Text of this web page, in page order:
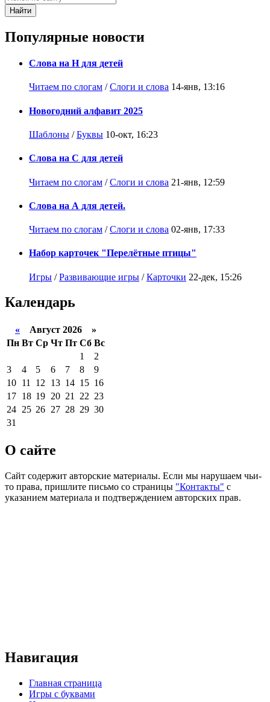
Найти
Популярные новости
Слова на Н для детей
Читаем по слогам /Слоги и слова 14-янв, 13:16
Новогодний алфавит 2025
Шаблоны /Буквы 10-окт, 16:23
Слова на С для детей
Читаем по слогам /Слоги и слова 21-янв, 12:59
Слова на А для детей.
Читаем по слогам /Слоги и слова 02-янв, 17:33
Набор карточек "Перелётные птицы"
Игры /Развивающие игры /Карточки 22-дек, 15:26
Календарь
« Август 2026 »
Пн Вт Ср Чт Пт Сб Вс
1
2
3
4 5 6 7 8
9
10 11 12 13 14 15 16
17 18 19 20 21 22 23
24 25 26 27 28 29 30
31
О сайте
Сайт содержит авторские материалы. Если мы нарушаем чьи-
то права, пришлите письмо со страницы "Контакты" с
указанием материала и подтверждением авторских прав.
Навигация
Главная страница
Игры с буквами